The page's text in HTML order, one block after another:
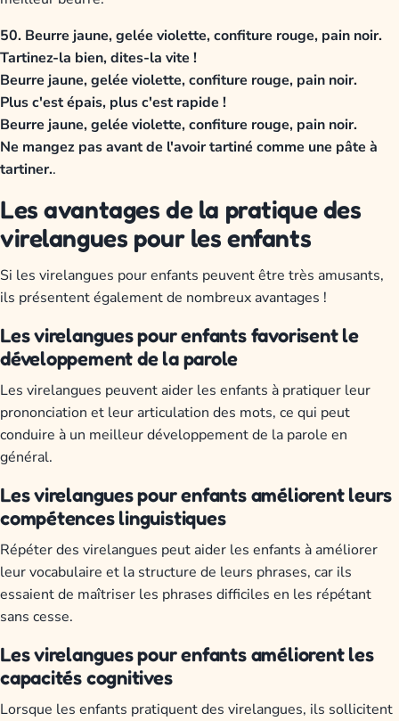
50. Beurre jaune, gelée violette, confiture rouge, pain noir.
Tartinez-la bien, dites-la vite !
Beurre jaune, gelée violette, confiture rouge, pain noir.
Plus c'est épais, plus c'est rapide !
Beurre jaune, gelée violette, confiture rouge, pain noir.
Ne mangez pas avant de l'avoir tartiné comme une pâte à
tartiner..
Les avantages de la pratique des
virelangues pour les enfants
Si les virelangues pour enfants peuvent être très amusants,
ils présentent également de nombreux avantages !
Les virelangues pour enfants favorisent le
développement de la parole
Les virelangues peuvent aider les enfants à pratiquer leur
prononciation et leur articulation des mots, ce qui peut
conduire à un meilleur développement de la parole en
général.
Les virelangues pour enfants améliorent leurs
compétences linguistiques
Répéter des virelangues peut aider les enfants à améliorer
leur vocabulaire et la structure de leurs phrases, car ils
essaient de maîtriser les phrases difficiles en les répétant
sans cesse.
Les virelangues pour enfants améliorent les
capacités cognitives
Lorsque les enfants pratiquent des virelangues, ils sollicitent